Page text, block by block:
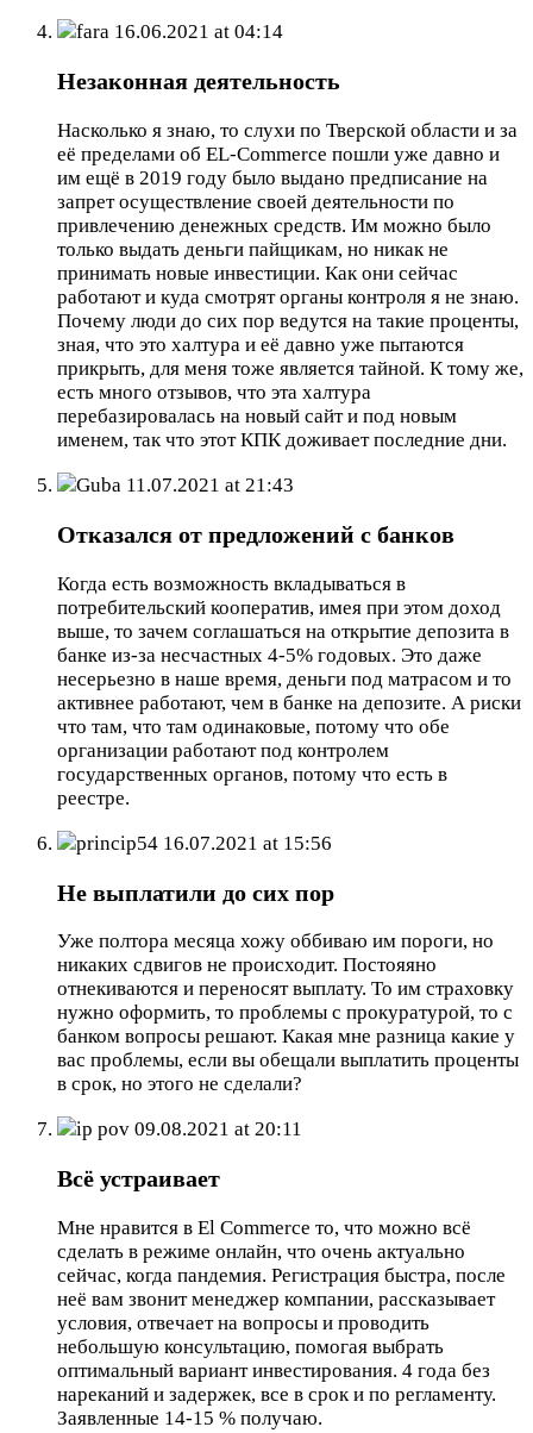
fara 16.06.2021 at 04:14
Незаконная деятельность
Насколько я знаю, то слухи по Тверской области и за
её пределами об EL-Commerce пошли уже давно и
им ещё в 2019 году было выдано предписание на
запрет осуществление своей деятельности по
привлечению денежных средств. Им можно было
только выдать деньги пайщикам, но никак не
принимать новые инвестиции. Как они сейчас
работают и куда смотрят органы контроля я не знаю.
Почему люди до сих пор ведутся на такие проценты,
зная, что это халтура и её давно уже пытаются
прикрыть, для меня тоже является тайной. К тому же,
есть много отзывов, что эта халтура
перебазировалась на новый сайт и под новым
именем, так что этот КПК доживает последние дни.
Guba 11.07.2021 at 21:43
Отказался от предложений с банков
Когда есть возможность вкладываться в
потребительский кооператив, имея при этом доход
выше, то зачем соглашаться на открытие депозита в
банке из-за несчастных 4-5% годовых. Это даже
несерьезно в наше время, деньги под матрасом и то
активнее работают, чем в банке на депозите. А риски
что там, что там одинаковые, потому что обе
организации работают под контролем
государственных органов, потому что есть в
реестре.
princip54 16.07.2021 at 15:56
Не выплатили до сих пор
Уже полтора месяца хожу оббиваю им пороги, но
никаких сдвигов не происходит. Постояяно
отнекиваются и переносят выплату. То им страховку
нужно оформить, то проблемы с прокуратурой, то с
банком вопросы решают. Какая мне разница какие у
вас проблемы, если вы обещали выплатить проценты
в срок, но этого не сделали?
ip pov 09.08.2021 at 20:11
Всё устраивает
Мне нравится в El Commerce то, что можно всё
сделать в режиме онлайн, что очень актуально
сейчас, когда пандемия. Регистрация быстра, после
неё вам звонит менеджер компании, рассказывает
условия, отвечает на вопросы и проводить
небольшую консультацию, помогая выбрать
оптимальный вариант инвестирования. 4 года без
нареканий и задержек, все в срок и по регламенту.
Заявленные 14-15 % получаю.